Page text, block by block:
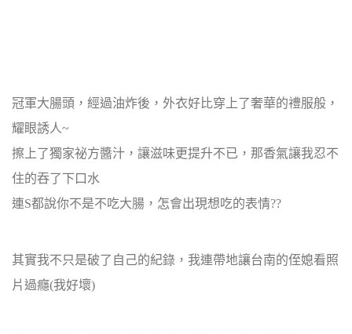
冠軍大腸頭，經過油炸後，外衣好比穿上了奢華的禮服般，
耀眼誘人~
擦上了獨家祕方醬汁，讓滋味更提升不已，那香氣讓我忍不
住的吞了下口水
連S都說你不是不吃大腸，怎會出現想吃的表情??
其實我不只是破了自己的紀錄，我連帶地讓台南的侄媳看照
片過癮(我好壞)